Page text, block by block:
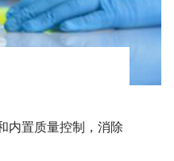
内置质量控制，消除